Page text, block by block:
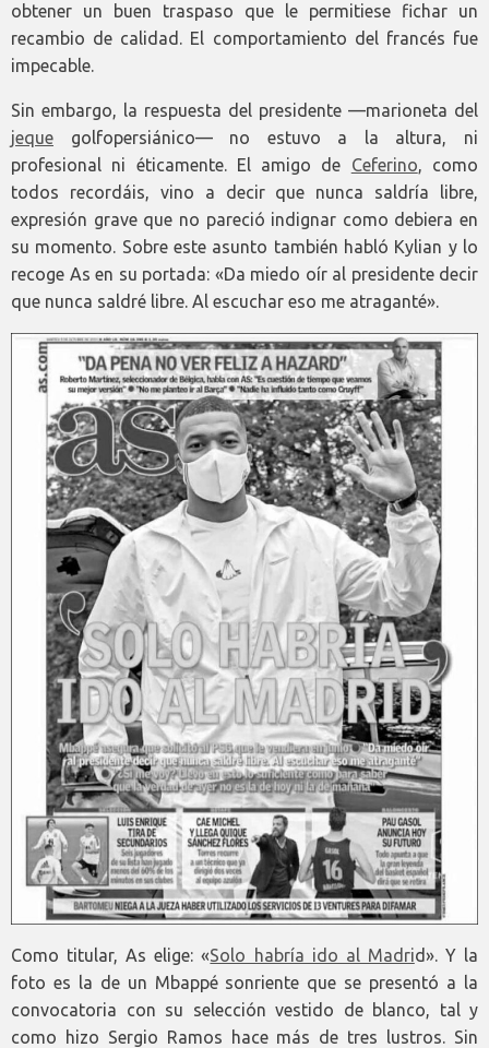
obtener un buen traspaso que le permitiese fichar un
recambio de calidad. El comportamiento del francés fue
impecable.
Sin embargo, la respuesta del presidente —marioneta del
jeque golfopersiánico— no estuvo a la altura, ni
profesional ni éticamente. El amigo de Ceferino, como
todos recordáis, vino a decir que nunca saldría libre,
expresión grave que no pareció indignar como debiera en
su momento. Sobre este asunto también habló Kylian y lo
recoge As en su portada: «Da miedo oír al presidente decir
que nunca saldré libre. Al escuchar eso me atraganté».
Como titular, As elige: «Solo habría ido al Madrid». Y la
foto es la de un Mbappé sonriente que se presentó a la
convocatoria con su selección vestido de blanco, tal y
como hizo Sergio Ramos hace más de tres lustros. Sin